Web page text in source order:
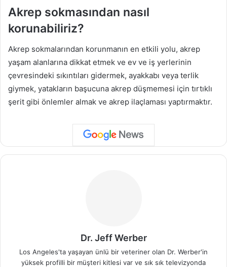
Akrep sokmasından nasıl
korunabiliriz?
Akrep sokmalarından korunmanın en etkili yolu, akrep
yaşam alanlarına dikkat etmek ve ev ve iş yerlerinin
çevresindeki sıkıntıları gidermek, ayakkabı veya terlik
giymek, yatakların başucuna akrep düşmemesi için tırtıklı
şerit gibi önlemler almak ve akrep ilaçlaması yaptırmaktır.
Dr. Jeff Werber
Los Angeles'ta yaşayan ünlü bir veteriner olan Dr. Werber'in
yüksek profilli bir müşteri kitlesi var ve sık sık televizyonda